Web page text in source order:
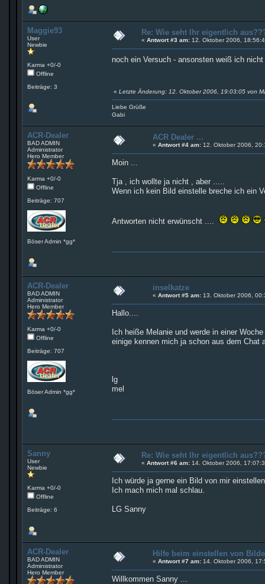
Maggie93
User
Newbie
Karma +0/-0
Offline
Beiträge: 3
Re: Wie seht Ihr eigentlich
« Antwort #3 am:12. Oktober 2006,
noch ein Versuch - ansonsten weiß ich nicht
« Letzte Änderung: 12. Oktober 2006, 19:03:05 von
Liebe Grüße
Gabi
ACR-Dealer
BAD ADMIN
Administrator
Hero Member
Karma +0/-0
Offline
Beiträge: 707
Böser Admin *gg*
ACR Dealer ...
« Antwort #4 am:12. Oktober 2006,
Moin ...
Tja , ich wollte ja nicht , aber .....
Wenn ich kein Bild einstelle breche ich ein
Antworten nicht erwünscht ....
ACR-Dealer
BAD ADMIN
Administrator
Hero Member
Karma +0/-0
Offline
Beiträge: 707
Böser Admin *gg*
inselkatze
« Antwort #5 am:13. Oktober 2006,
Hallo....
Ich heiße Melanie und werde in einer
einige kennen mich ja schon aus dem Chat
lg
mel
Sanny
User
Newbie
Karma +0/-0
Offline
Beiträge: 6
Re: Wie seht Ihr eigentlich
« Antwort #6 am:14. Oktober 2006,
Ich würde ja gerne ein Bild von mir
Ich mach mich mal schlau.
LG Sanny
ACR-Dealer
BAD ADMIN
Administrator
Hero Member
Hilfe beim einstellen von
« Antwort #7 am:14. Oktober 2006,
Willkommen Sanny ...